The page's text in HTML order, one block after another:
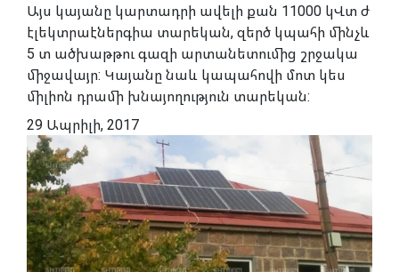
Այս կայանը կարտադրի ավելի քան 11000 կՎտ ժ
էլեկտրաէներգիա տարեկան, զերծ կպահի մինչև
5 տ ածխաթթու գազի արտանետումից շրջակա
միջավայր: Կայանը նաև կապահովի մոտ կես
միլիոն դրամի խնայողություն տարեկան:
29 Ապրիլի, 2017